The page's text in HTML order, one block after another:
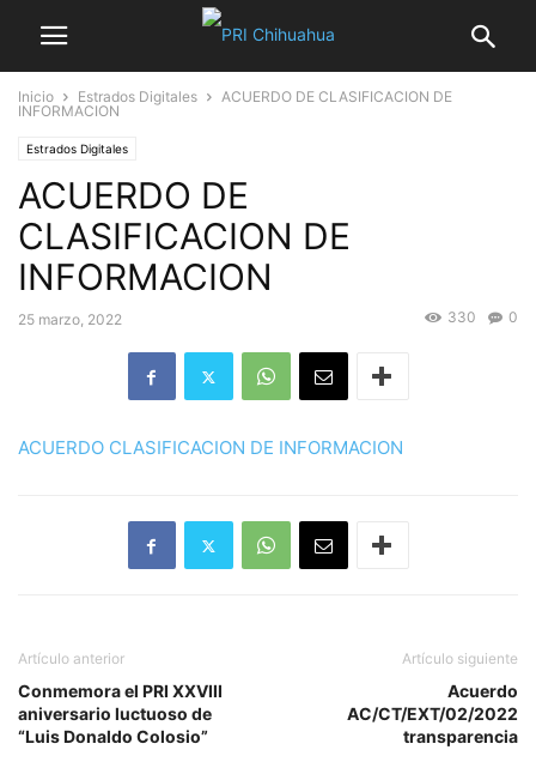
Inicio Estrados Digitales
ACUERDO DE CLASIFICACION DE
INFORMACION
Estrados Digitales
ACUERDO DE
CLASIFICACION DE
INFORMACION
25 marzo, 2022 0
330
ACUERDO CLASIFICACION DE INFORMACION
Artículo anterior
Conmemora el PRI XXVIII
aniversario luctuoso de
“Luis Donaldo Colosio”
Artículo siguiente
Acuerdo
AC/CT/EXT/02/2022
transparencia